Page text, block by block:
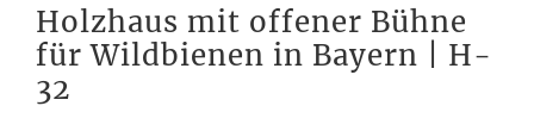
Holzhaus mit offener Bühne
für Wildbienen in Bayern | H-
32